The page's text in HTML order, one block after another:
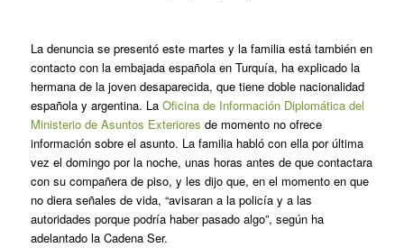
La denuncia se presentó este martes y la familia está también en
contacto con la embajada española en Turquía, ha explicado la
hermana de la joven desaparecida, que tiene doble nacionalidad
española y argentina. La Oficina de Información Diplomática del
Ministerio de Asuntos Exteriores de momento no ofrece
información sobre el asunto. La familia habló con ella por última
vez el domingo por la noche, unas horas antes de que contactara
con su compañera de piso, y les dijo que, en el momento en que
no diera señales de vida, “avisaran a la policía y a las
autoridades porque podría haber pasado algo”, según ha
adelantado la Cadena Ser.